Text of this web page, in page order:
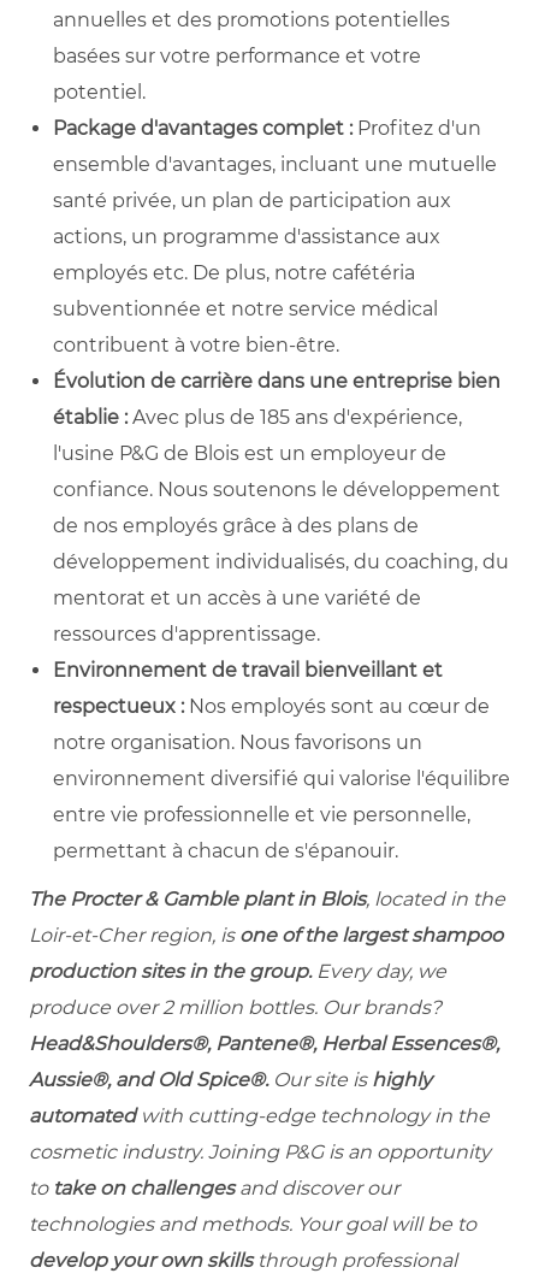
annuelles et des promotions potentielles
basées sur votre performance et votre
potentiel.
Package d'avantages complet : Profitez d'un
ensemble d'avantages, incluant une mutuelle
santé privée, un plan de participation aux
actions, un programme d'assistance aux
employés etc. De plus, notre cafétéria
subventionnée et notre service médical
contribuent à votre bien-être.
Évolution de carrière dans une entreprise bien
établie :Avec plus de 185 ans d'expérience,
l'usine P&G de Blois est un employeur de
confiance. Nous soutenons le développement
de nos employés grâce à des plans de
développement individualisés, du coaching, du
mentorat et un accès à une variété de
ressources d'apprentissage.
Environnement de travail bienveillant et
respectueux : Nos employés sont au cœur de
notre organisation. Nous favorisons un
environnement diversifié qui valorise l'équilibre
entre vie professionnelle et vie personnelle,
permettant à chacun de s'épanouir.
The Procter & Gamble plant in Blois, located in the
Loir-et-Cher region, is one of the largest shampoo
production sites in the group. Every day, we
produce over 2 million bottles. Our brands?
Head&Shoulders®, Pantene®, Herbal Essences®,
Aussie®, and Old Spice®.Our site is highly
automatedwith cutting-edge technology in the
cosmetic industry. Joining P&G is an opportunity
to take on challengesand discover our
technologies and methods. Your goal will be to
develop your own skillsthrough professional